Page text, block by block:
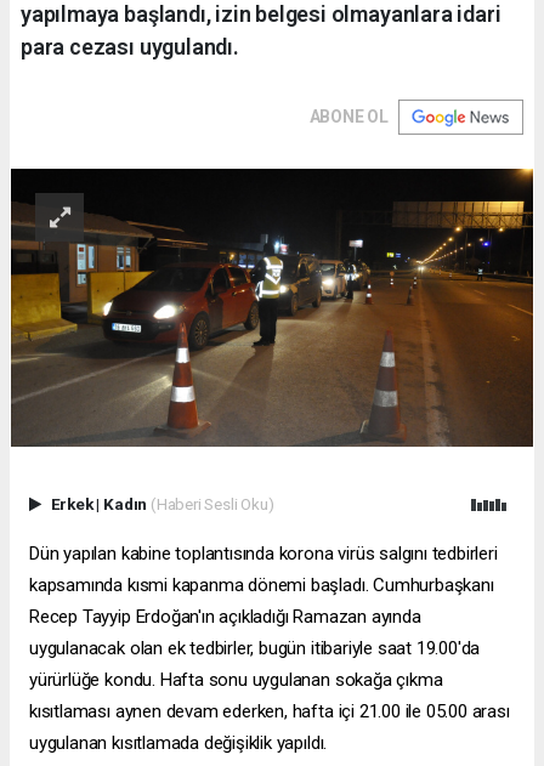
yapılmaya başlandı, izin belgesi olmayanlara idari
para cezası uygulandı.
ABONE OL
Erkek| Kadın (Haberi Sesli Oku)
Dün yapılan kabine toplantısında korona virüs salgını tedbirleri
kapsamında kısmi kapanma dönemi başladı. Cumhurbaşkanı
Recep Tayyip Erdoğan'ın açıkladığı Ramazan ayında
uygulanacak olan ek tedbirler, bugün itibariyle saat 19.00'da
yürürlüğe kondu. Hafta sonu uygulanan sokağa çıkma
kısıtlaması aynen devam ederken, hafta içi 21.00 ile 05.00 arası
uygulanan kısıtlamada değişiklik yapıldı.